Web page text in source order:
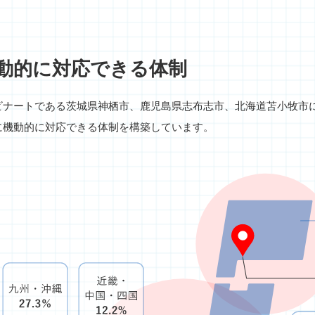
的に対応できる体制
ートである茨城県神栖市、鹿児島県志布志市、北海道苫小牧市
動的に対応できる体制を構築しています。